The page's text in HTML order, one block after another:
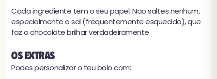
Cada ingrediente tem o seu papel. Nao saltes nenhum,
especialmente o sal (frequentemente esquecido), que
faz o chocolate brilhar verdadeiramente.
Os extras
Podes personalizar o teu bolo com: